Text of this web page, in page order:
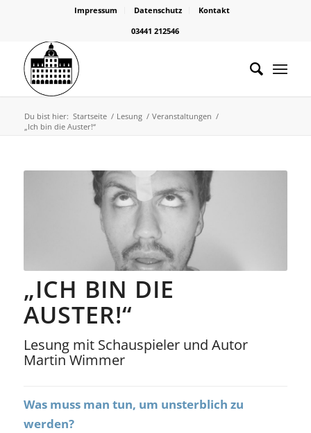
Impressum Datenschutz
Kontakt
03441 212546
Du bist hier: Startseite / Lesung / Veranstaltungen /
„Ich bin die Auster!“
„ICH BIN DIE
AUSTER!“
Lesung mit Schauspieler und Autor
Martin Wimmer
Was muss man tun, um unsterblich zu
werden?